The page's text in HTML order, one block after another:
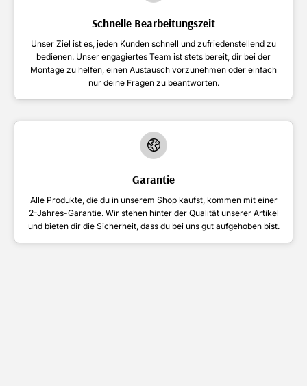
Schnelle Bearbeitungszeit
Unser Ziel ist es, jeden Kunden schnell und zufriedenstellend zu
bedienen. Unser engagiertes Team ist stets bereit, dir bei der
Montage zu helfen, einen Austausch vorzunehmen oder einfach
nur deine Fragen zu beantworten.
Garantie
Alle Produkte, die du in unserem Shop kaufst, kommen mit einer
2-Jahres-Garantie. Wir stehen hinter der Qualität unserer Artikel
und bieten dir die Sicherheit, dass du bei uns gut aufgehoben bist.